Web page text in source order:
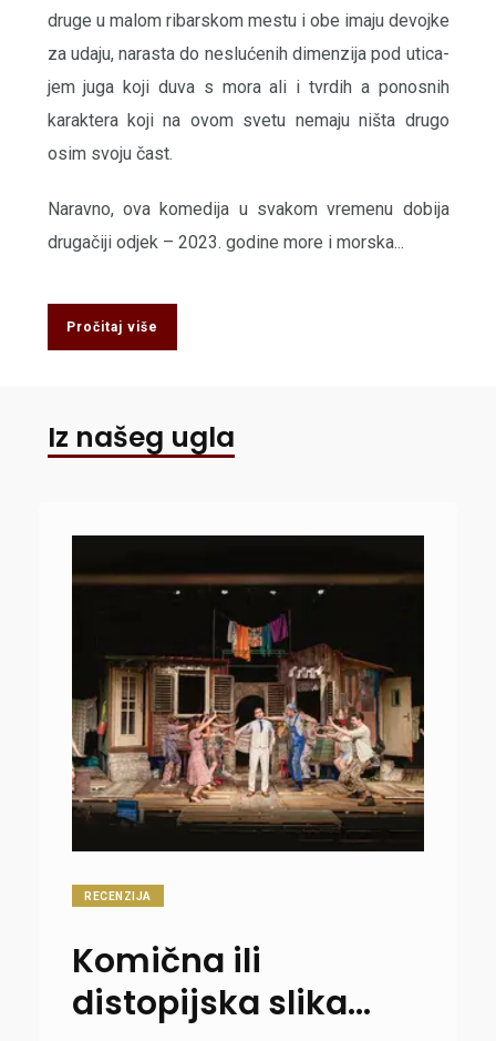
dru­ge u malom ribar­skom mestu i obe ima­ju devoj­ke
za uda­ju, nara­sta do neslu­će­nih dimen­zi­ja pod uti­ca­
jem juga koji duva s mora ali i tvr­dih a pono­snih
karak­te­ra koji na ovom sve­tu nema­ju ništa dru­go
osim svo­ju čast.
Narav­no, ova kome­di­ja u sva­kom vre­me­nu dobi­ja
dru­ga­či­ji odjek – 2023. godi­ne more i mor­ska...
Pročitaj više
Iz našeg ugla
RECENZIJA
Komična ili
distopijska slika